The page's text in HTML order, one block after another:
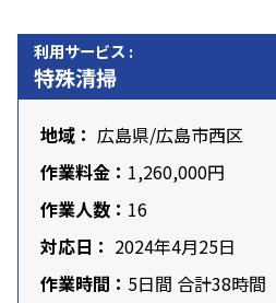
利用サービス :
特殊清掃
地域： 広島県/広島市西区
作業料金： 1,260,000円
作業人数： 16
対応日： 2024年4月25日
作業時間： 5日間 合計38時間